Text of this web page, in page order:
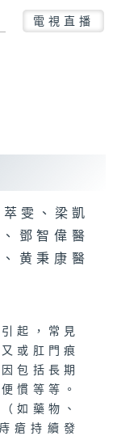
電視直播
雯、梁凱
鄧智偉醫
黄秉康醫
起，常見
或肛門痕
包括長期
慣等等。
如藥物、
瘡持續發